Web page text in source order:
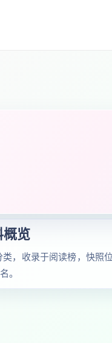
概览
，收录于阅读榜，快照
。